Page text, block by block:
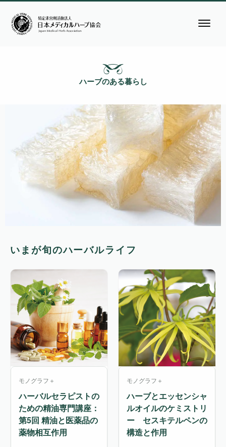
ハーブのある暮らし
いまが旬のハーバルライフ
モノグラフ＋
ハーバルセラピストの
ための精油専門講座：
第5回 精油と医薬品の
薬物相互作用
モノグラフ＋
ハーブとエッセンシャ
ルオイルのケミストリ
ー セスキテルペンの
構造と作用